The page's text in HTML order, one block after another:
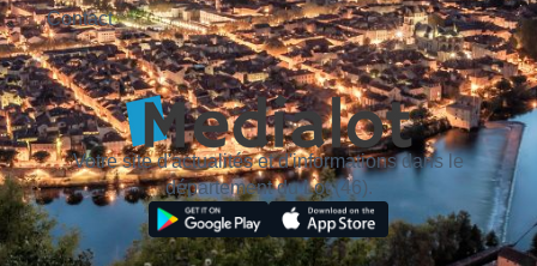
Contact
Votre site d'actualités et d'informations dans le
département du Lot (46).